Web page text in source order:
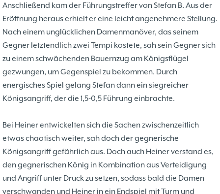
11.03 Bezirksebene 10
01.01
Mitgliedsbeiträge und
Kontoverbindung
1
06.12
Deutsche Ebene
3
20.10 36. Münsterland Open 2018 30
20.08
Satzung des Schachklubs Münster 1932
e.V.
1
06.01
4er Pokal
05.11 Challengers 2017 05.11 35. Münsterland Open 2017
Anschließend kam der Führungstreffer von Stefan B. Aus der
Eröffnung heraus erhielt er eine leicht angenehmere Stellung.
Nach einem unglücklichen Damenmanöver, das seinem
Gegner letztendlich zwei Tempi kostete, sah sein Gegner sich
zu einem schwächenden Bauernzug am Königsflügel
gezwungen, um Gegenspiel zu bekommen. Durch
energisches Spiel gelang Stefan dann ein siegreicher
Königsangriff, der die 1,5-0,5 Führung einbrachte.
Bei Heiner entwickelten sich die Sachen zwischenzeitlich
etwas chaotisch weiter, sah doch der gegnerische
Königsangriff gefährlich aus. Doch auch Heiner verstand es,
den gegnerischen König in Kombination aus Verteidigung
und Angriff unter Druck zu setzen, sodass bald die Damen
verschwanden und Heiner in ein Endspiel mit Turm und